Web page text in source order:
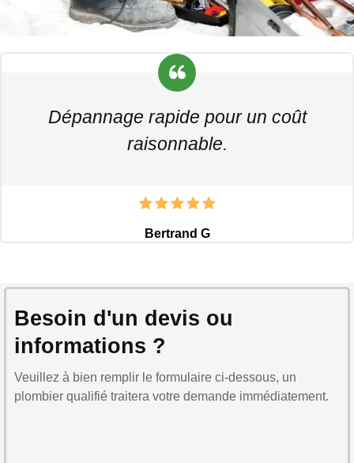
Dépannage rapide pour un coût
raisonnable.
Bertrand G
Besoin d'un devis ou
informations ?
Veuillez à bien remplir le formulaire ci-dessous, un
plombier qualifié traitera votre demande immédiatement.